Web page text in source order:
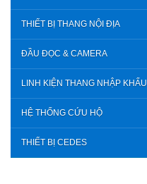
THIẾT BỊ THANG NỘI ĐỊA
ĐẦU ĐỌC & CAMERA
LINH KIỆN THANG NHẬP KHẨU
HỆ THỐNG CỨU HỘ
THIẾT BỊ CEDES